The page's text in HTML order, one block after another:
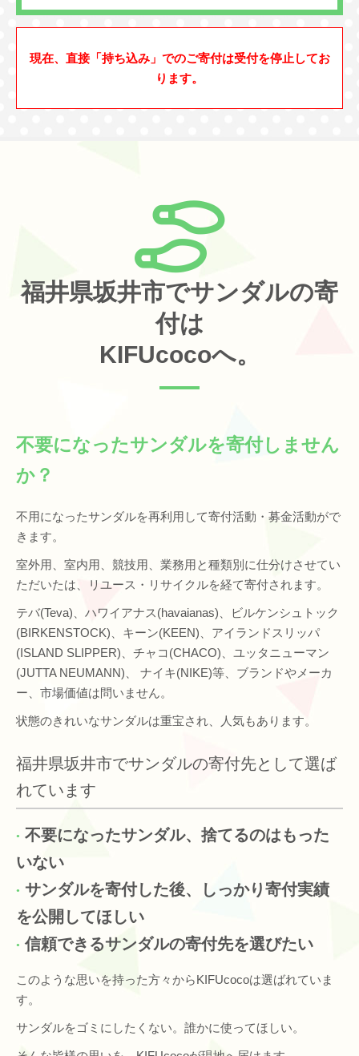
現在、直接「持ち込み」でのご寄付は受付を停止してお
ります。
福井県坂井市でサンダルの寄
付は
KIFUcocoへ。
不要になったサンダルを寄付しません
か？
不用になったサンダルを再利用して寄付活動・募金活動がで
きます。
室外用、室内用、競技用、業務用と種類別に仕分けさせてい
ただいたは、リユース・リサイクルを経て寄付されます。
テバ(Teva)、ハワイアナス(havaianas)、ビルケンシュトック
(BIRKENSTOCK)、キーン(KEEN)、アイランドスリッパ
(ISLAND SLIPPER)、チャコ(CHACO)、ユッタニューマン
(JUTTA NEUMANN)、 ナイキ(NIKE)等、ブランドやメーカ
ー、市場価値は問いません。
状態のきれいなサンダルは重宝され、人気もあります。
福井県坂井市でサンダルの寄付先として選ば
れています
不要になったサンダル、捨てるのはもった
いない
サンダルを寄付した後、しっかり寄付実績
を公開してほしい
信頼できるサンダルの寄付先を選びたい
このような思いを持った方々からKIFUcocoは選ばれていま
す。
サンダルをゴミにしたくない。誰かに使ってほしい。